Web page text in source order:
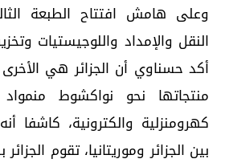
وعلى هامش افتتاح الطبعة
النقل والإمداد واللوجيستيات
أكد حسناوي أن الجزائر هي
منتجاتها نحو نواكشوط
كهرومنزلية والكترونية،
بين الجزائر وموريتانيا، تقوم